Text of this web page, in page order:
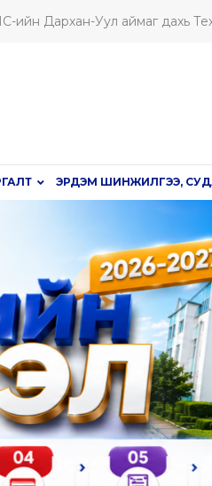
ийн Дархан-Уул аймаг дахь
ЭРДЭМ ШИНЖИЛГЭЭ,